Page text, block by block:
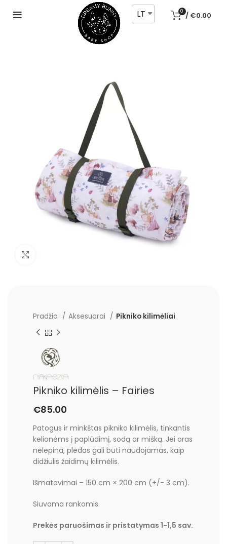
LT 0 / €0.00
Pradžia Aksesuarai Pikniko kilimėliai
Pikniko kilimėlis – Fairies
€85.00
Patogus ir minkštas pikniko kilimėlis, tinkantis
kelionėms į paplūdimį, sodą ar mišką. Jei oras
nelepina, pledas gali būti naudojamas, kaip
didžiulis žaidimų kilimėlis.
Išmatavimai – 150 cm × 200 cm (+/- 3 cm).
Siuvama rankomis.
Prekės paruošimas ir pristatymas 1-1,5 sav.